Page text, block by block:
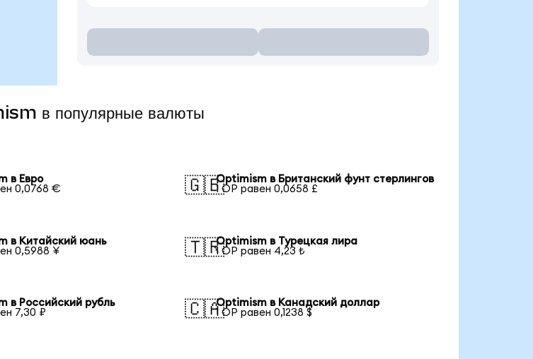
в популярные валюты
в Евро
0,0768 €
🇬🇧Optimism в Британский фунт стерлингов
1 OP равен 0,0658 £
в Китайский юань
0,5988 ¥
🇹🇷Optimism в Турецкая лира
1 OP равен 4,23 ₺
в Российский рубль
7,30 ₽
🇨🇦Optimism в Канадский доллар
1 OP равен 0,1238 $